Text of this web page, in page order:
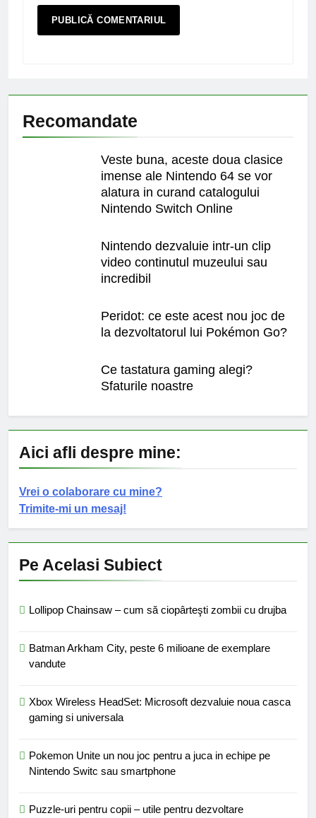
Recomandate
Veste buna, aceste doua clasice
imense ale Nintendo 64 se vor
alatura in curand catalogului
Nintendo Switch Online
Nintendo dezvaluie intr-un clip
video continutul muzeului sau
incredibil
Peridot: ce este acest nou joc de
la dezvoltatorul lui Pokémon Go?
Ce tastatura gaming alegi?
Sfaturile noastre
Aici afli despre mine:
Vrei o colaborare cu mine?
Trimite-mi un mesaj!
Pe Acelasi Subiect
Lollipop Chainsaw – cum să ciopârteşti zombii cu drujba
Batman Arkham City, peste 6 milioane de exemplare
vandute
Xbox Wireless HeadSet: Microsoft dezvaluie noua casca
gaming si universala
Pokemon Unite un nou joc pentru a juca in echipe pe
Nintendo Switc sau smartphone
Puzzle-uri pentru copii – utile pentru dezvoltare